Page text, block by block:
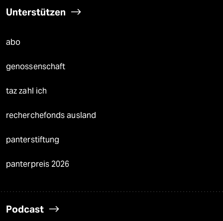
Unterstützen
abo
genossenschaft
taz zahl ich
recherchefonds ausland
panterstiftung
panterpreis 2026
Podcast